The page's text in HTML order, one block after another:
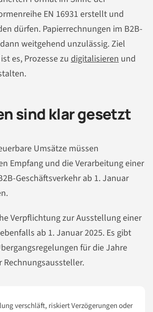
EN 16931 erstellt und
dürfen. Papierrechnungen im B2B-
weitgehend unzulässig. Ziel
es, Prozesse zu digitalisieren und
sind klar gesetzt
Umsätze müssen
Empfang und die Verarbeitung einer
Geschäftsverkehr ab 1. Januar
Verpflichtung zur Ausstellung einer
ab 1. Januar 2025. Es gibt
für die Jahre
Rechnungsaussteller.
verschläft, riskiert Verzögerungen oder